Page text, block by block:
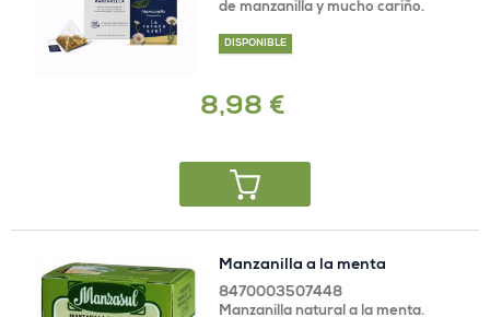
de manzanilla y mucho cariño.
DISPONIBLE
8,98 €
Manzanilla a la menta
8470003507448
Manzanilla natural a la menta.